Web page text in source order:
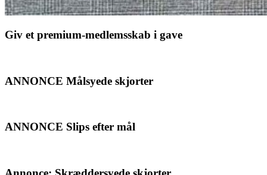
Giv et premium-medlemsskab i gave
ANNONCE Målsyede skjorter
ANNONCE Slips efter mål